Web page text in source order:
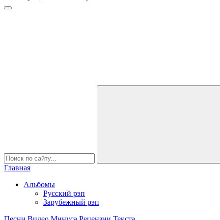
Главная
Альбомы
Русский рэп
Зарубежный рэп